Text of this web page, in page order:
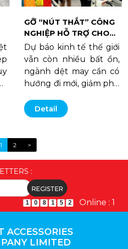
GỠ “NÚT THẮT” CÔNG
NGHIỆP HỖ TRỢ CHO
NGÀNH DỆT MAY
Dự báo kinh tế thế giới
vẫn còn nhiều bất ổn,
ngành dệt may cần có
hướng đi mới, giảm phụ
quốc tế để giải quyết
điểm nghẽn về nguồn
sản xuất.
Detail
1 2 >
:
1 0 8 1 5 2 Online : 1
ACCESSORIES
LIMITED